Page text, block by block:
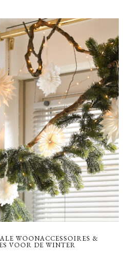
WOONACCESSOIRES &
VOOR DE WINTER